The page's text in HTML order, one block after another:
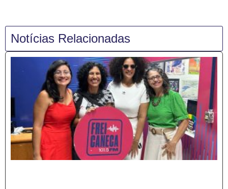
Notícias Relacionadas